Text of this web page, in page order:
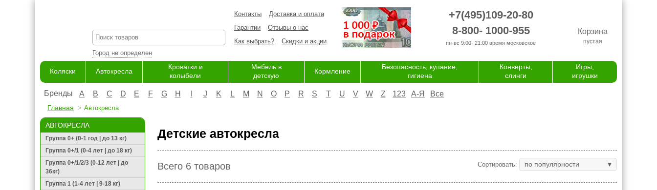
Город не определен
Контакты
Доставка и оплата
Гарантии
Отзывы о нас
Как выбрать?
Скидки и акции
+7(495)109-20-80
8-800- 1000-955
пн-вс 9:00- 21:00 время московское
Корзина
пустая
Коляски Автокресла
Кроватки и
колыбели
Мебель в
детскую
Кормление
Безопасность, купание,
гигиена
Конверты,
слинги
Игры,
игрушки
Бренды A B C D E F G H J K L M N O P R S T U V W Z 123 А-Я Все
Главная Автокресла
АВТОКРЕСЛА
Группа 0+ (0-1 год | до 13 кг)
Группа 0+/1 (0-4 лет | до 18 кг)
Группа 0+/1/2/3 (0-12 лет | до
36кг)
Группа 1 (1-4 лет | 9-18 кг)
Детские автокресла
Всего 6 товаров Сортировать: по популярности